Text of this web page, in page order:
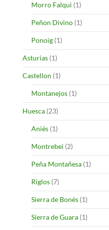
Morro Falqui (1)
Peñon Divino (1)
Ponoig (1)
Asturias (1)
Castellon (1)
Montanejos (1)
Huesca (23)
Aniés (1)
Montrebei (2)
Peña Montañesa (1)
Riglos (7)
Sierra de Bonés (1)
Sierra de Guara (1)